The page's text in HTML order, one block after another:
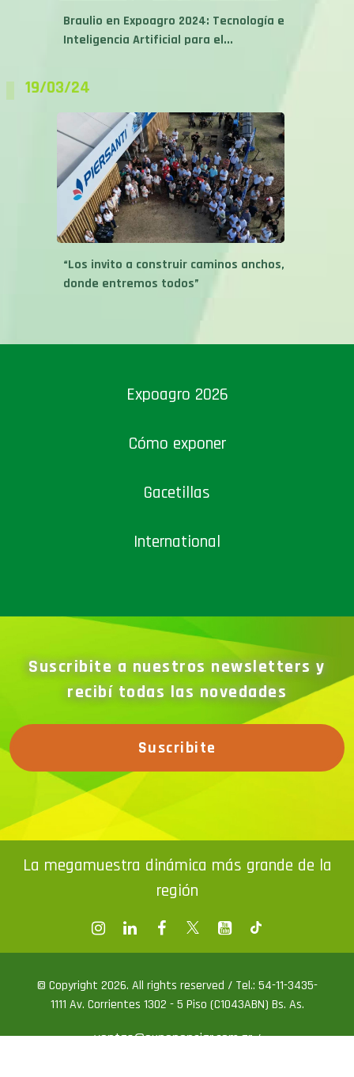
Braulio en Expoagro 2024: Tecnología e
Inteligencia Artificial para el...
19/03/24
“Los invito a construir caminos anchos,
donde entremos todos”
Expoagro 2026
Cómo exponer
Gacetillas
International
Suscribite a nuestros newsletters y
recibí todas las novedades
Suscribite
La megamuestra dinámica más grande de la
región
© Copyright 2026. All rights reserved / Tel.: 54-11-3435-
1111 Av. Corrientes 1302 - 5 Piso (C1043ABN) Bs. As.
ventas@exponenciar.com.ar/